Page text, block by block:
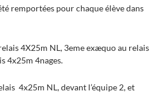
remportées pour chaque élève dans
4X25m NL, 3eme exæquo au relais
4x25m 4nages.
4x25m NL, devant l’équipe 2, et